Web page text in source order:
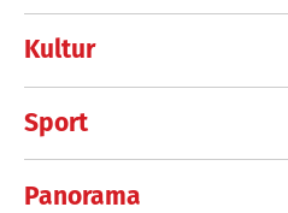
Kultur
Sport
Panorama